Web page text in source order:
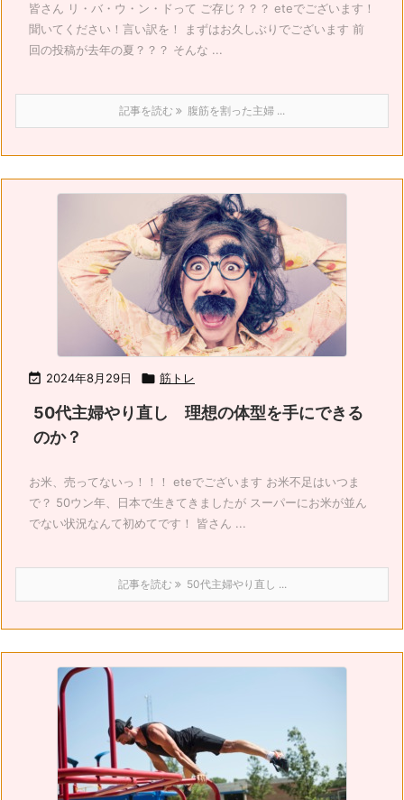
皆さん リ・バ・ウ・ン・ドって ご存じ？？？ eteでございます！
聞いてください！言い訳を！ まずはお久しぶりでございます 前
回の投稿が去年の夏？？？ そんな ...
記事を読む 腹筋を割った主婦 ...
 2024年8月29日  筋トレ
50代主婦やり直し 理想の体型を手にできる
のか？
お米、売ってないっ！！！ eteでございます お米不足はいつま
で？ 50ウン年、日本で生きてきましたが スーパーにお米が並ん
でない状況なんて初めてです！ 皆さん ...
記事を読む 50代主婦やり直し ...